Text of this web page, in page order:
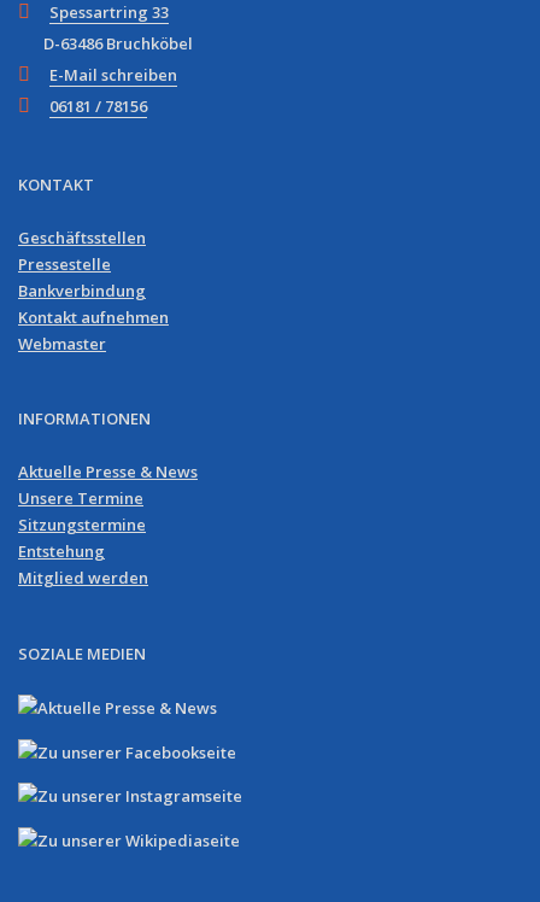
Spessartring 33
D-63486 Bruchköbel
E-Mail schreiben
06181 / 78156
KONTAKT
Geschäftsstellen
Pressestelle
Bankverbindung
Kontakt aufnehmen
Webmaster
INFORMATIONEN
Aktuelle Presse & News
Unsere Termine
Sitzungstermine
Entstehung
Mitglied werden
SOZIALE MEDIEN